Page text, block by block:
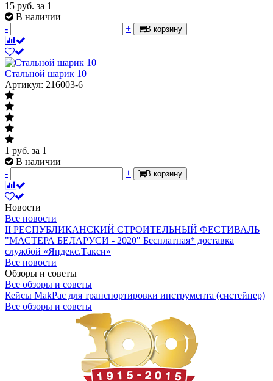
15 руб. за 1
В наличии
-
+ В корзину
Стальной шарик 10
Артикул: 216003-6
1 руб. за 1
В наличии
-
+ В корзину
Новости
Все новости
II РЕСПУБЛИКАНСКИЙ СТРОИТЕЛЬНЫЙ ФЕСТИВАЛЬ
"МАСТЕРА БЕЛАРУСИ - 2020" Бесплатная* доставка
службой «Яндекс.Такси»
Все новости
Обзоры и советы
Все обзоры и советы
Кейсы MakPac для транспортировки инструмента (систейнер)
Все обзоры и советы